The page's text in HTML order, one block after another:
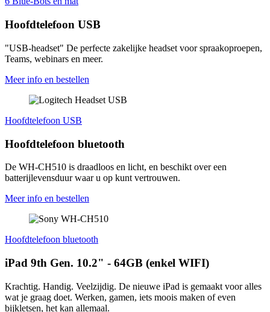
Hoofdtelefoon USB
"USB-headset" De perfecte zakelijke headset voor spraakoproepen,
Teams, webinars en meer.
Meer info en bestellen
Hoofdtelefoon USB
Hoofdtelefoon bluetooth
De WH-CH510 is draadloos en licht, en beschikt over een
batterijlevensduur waar u op kunt vertrouwen.
Meer info en bestellen
Hoofdtelefoon bluetooth
iPad 9th Gen. 10.2" - 64GB (enkel WIFI)
Krachtig. Handig. Veelzijdig. De nieuwe iPad is gemaakt voor alles
wat je graag doet. Werken, gamen, iets moois maken of even
bijkletsen, het kan allemaal.